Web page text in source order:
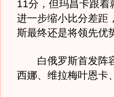
11分，但玛昌卡跟着
进一步缩小比分差距
斯最终还是将领先优
白俄罗斯首发阵容
西娜、维拉梅叶恩卡